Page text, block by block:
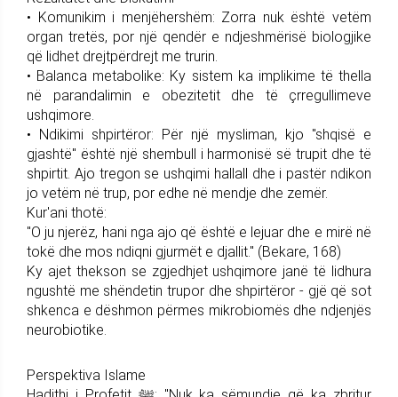
• Komunikim i menjëhershëm: Zorra nuk është vetëm
organ tretës, por një qendër e ndjeshmërisë biologjike
që lidhet drejtpërdrejt me trurin.
• Balanca metabolike: Ky sistem ka implikime të thella
në parandalimin e obezitetit dhe të çrregullimeve
ushqimore.
• Ndikimi shpirtëror: Për një mysliman, kjo "shqisë e
gjashtë" është një shembull i harmonisë së trupit dhe të
shpirtit. Ajo tregon se ushqimi hallall dhe i pastër ndikon
jo vetëm në trup, por edhe në mendje dhe zemër.
Kur'ani thotë:
"O ju njerëz, hani nga ajo që është e lejuar dhe e mirë në
tokë dhe mos ndiqni gjurmët e djallit." (Bekare, 168)
Ky ajet thekson se zgjedhjet ushqimore janë të lidhura
ngushtë me shëndetin trupor dhe shpirtëror - gjë që sot
shkenca e dëshmon përmes mikrobiomës dhe ndjenjës
neurobiotike.
Perspektiva Islame